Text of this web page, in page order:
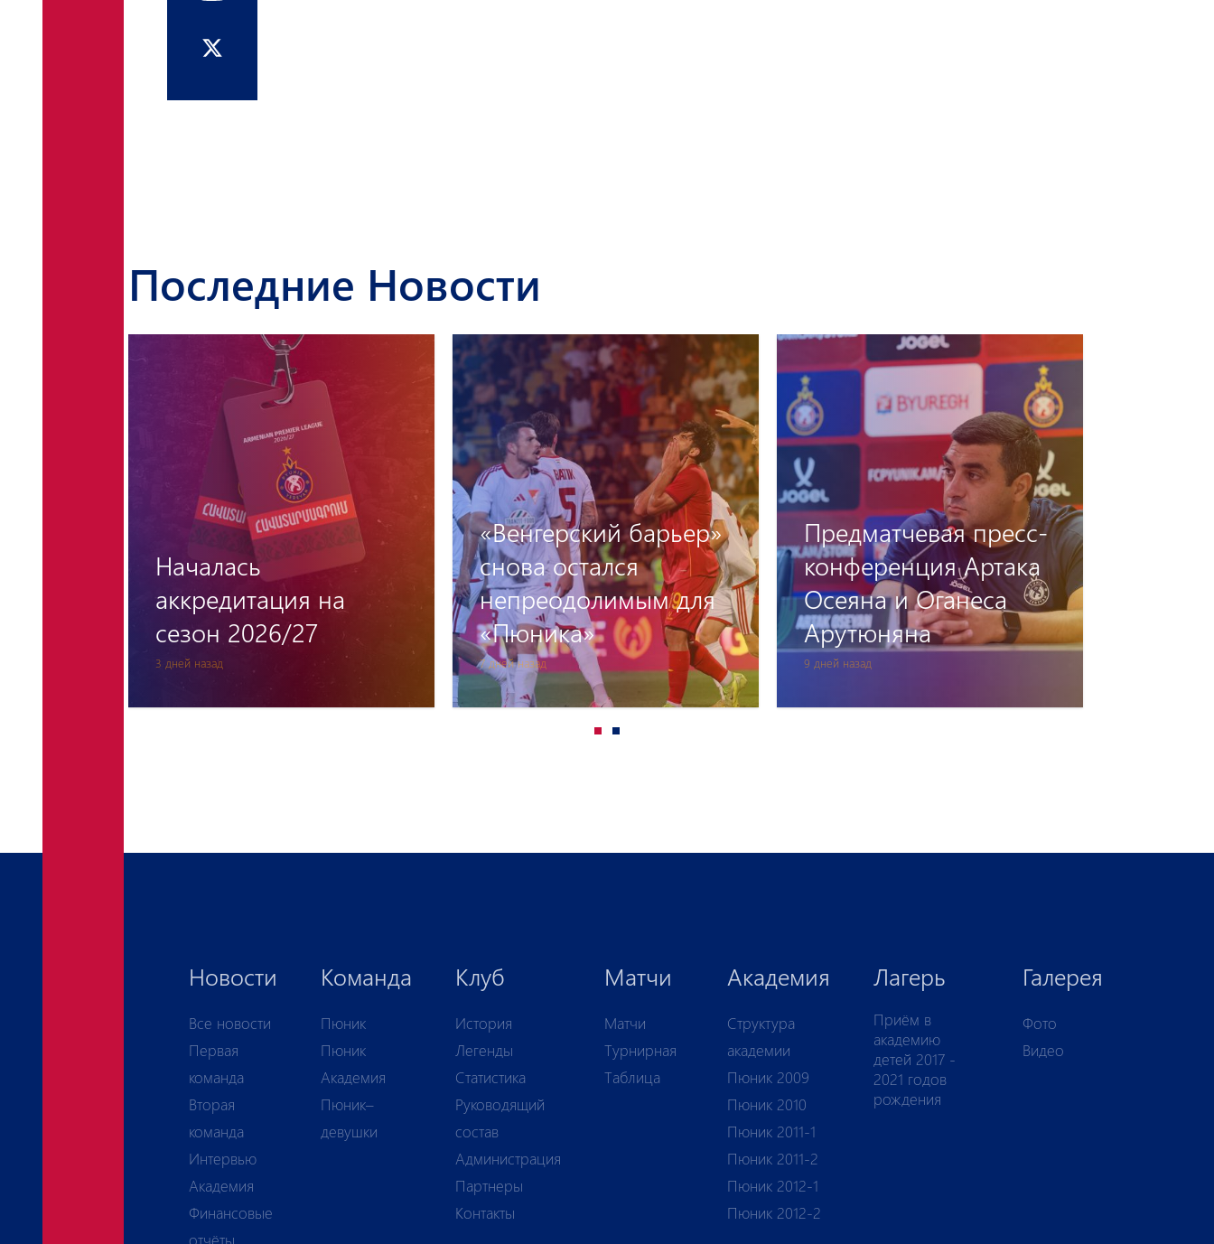
Последние Новости
7 дней назад
«Венгерский барьер»
снова остался
непреодолимым для
«Пюника»
9 дней назад
Предматчевая пресс-
конференция Артака
Осеяна и Оганеса
Арутюняна
12 дней назад
«Пюник» —
«Дебрецен»:
Аккредитация
Новости
Все новости
Первая
команда
Вторая
команда
Интервью
Академия
Финансовые
отчёты
Команда
Пюник
Пюник
Академия
Пюник–
девушки
Клуб
История
Легенды
Статистика
Руководящий
состав
Администрация
Партнеры
Контакты
Матчи
Матчи
Турнирная
Таблица
Академия
Структура
академии
Пюник 2009
Пюник 2010
Пюник 2011-1
Пюник 2011-2
Пюник 2012-1
Пюник 2012-2
Лагерь
Приём в
академию
детей 2017 -
2021 годов
рождения
Галерея
Фото
Видео